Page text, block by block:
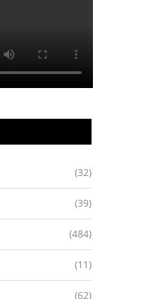
(32)
(39)
(484)
(11)
(62)